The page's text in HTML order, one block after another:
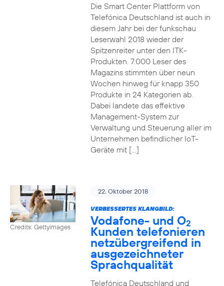
Die Smart Center Plattform von
Telefónica Deutschland ist auch in
diesem Jahr bei der funkschau
Leserwahl 2018 wieder der
Spitzenreiter unter den ITK-
Produkten. 7.000 Leser des
Magazins stimmten über neun
Wochen hinweg für knapp 350
Produkte in 24 Kategorien ab.
Dabei landete das effektive
Management-System zur
Verwaltung und Steuerung aller im
Unternehmen befindlicher IoT-
Geräte mit […]
Credits: Gettyimages
22. Oktober 2018
VERBESSERTES KLANGBILD:
Vodafone- und O2
Kunden telefonieren
netzübergreifend in
ausgezeichneter
Sprachqualität
Telefónica Deutschland und